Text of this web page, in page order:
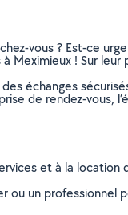
vous ? Est-ce
! Sur
échanges
de rendez-vous,
et à la
un